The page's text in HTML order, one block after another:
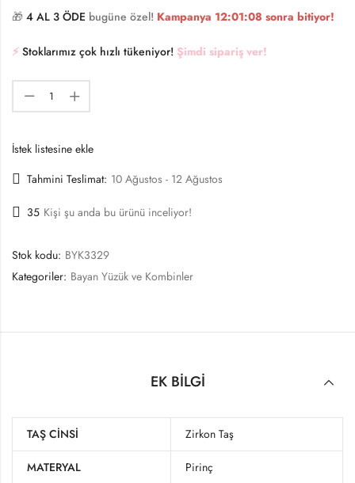
🎁 4 AL 3 ÖDE bugüne özel! Kampanya 12:01:08 sonra bitiyor!
⚡️ Stoklarımız çok hızlı tükeniyor! Şimdi sipariş ver!
İstek listesine ekle
Tahmini Teslimat: 10 Ağustos - 12 Ağustos
35 Kişi şu anda bu ürünü inceliyor!
Stok kodu: BYK3329
Kategoriler: Bayan Yüzük ve Kombinler
EK BILGI
TAŞ CINSI Zirkon Taş
MATERYAL Pirinç